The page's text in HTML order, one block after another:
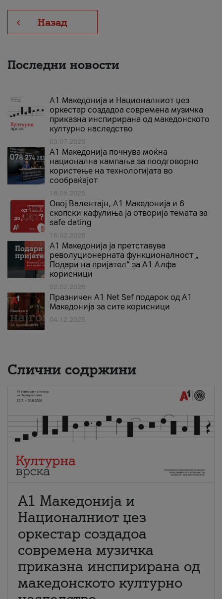
Назад
Последни новости
А1 Македонија и Националниот џез
оркестар создадоа современа музичка
приказна инспирирана од македонското
културно наследство
03.07.2026
A1 Македонија почнува моќна
национална кампања за поодговорно
користење на технологијата во
сообраќајот
18.05.2026
Овој Валентајн, A1 Македонија и 6
скопски кафулиња ја отворија темата за
safe dating
16.02.2026
А1 Македонија ја претставува
револуционерната функционалност „
Подари на пријател“ за А1 Алфа
корисници
02.02.2026
Празничен A1 Net Sеf подарок од А1
Македонија за сите корисници
04.12.2025
Слични содржини
А1 Македонија и
Националниот џез
оркестар создадоа
современа музичка
приказна инспирирана од
македонското културно